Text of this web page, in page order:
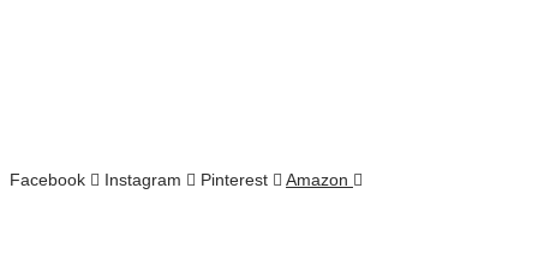
Facebook Instagram Pinterest Amazon